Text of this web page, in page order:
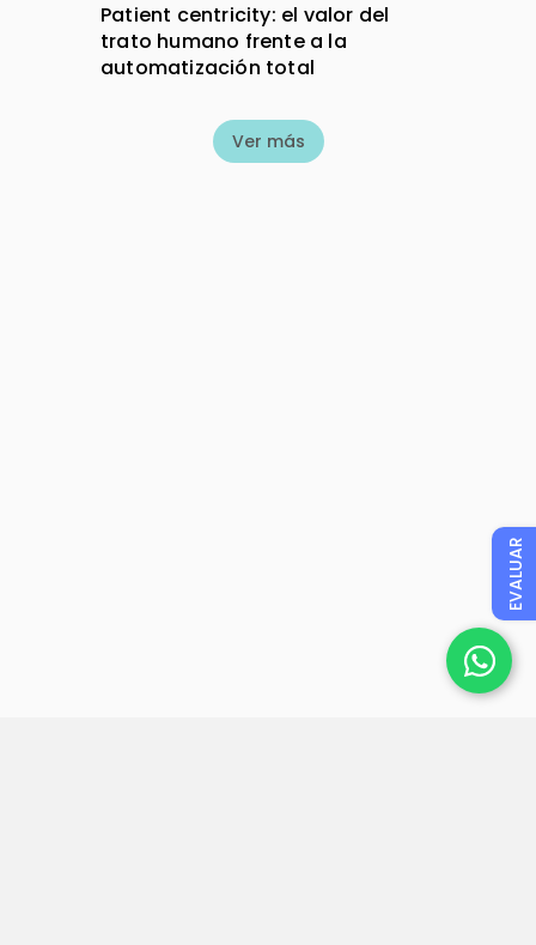
Patient centricity: el valor del
trato humano frente a la
automatización total
Ver más
EVALUAR